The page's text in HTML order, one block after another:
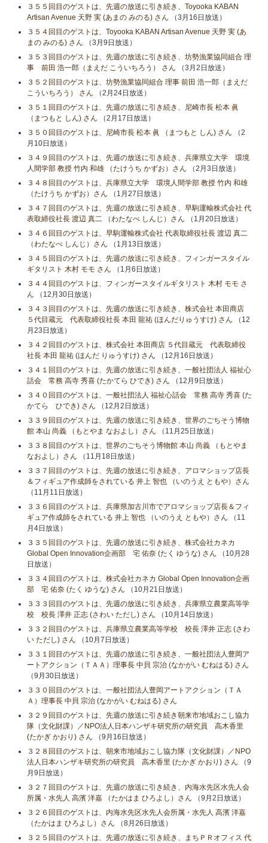
３５５回目のゲストは、先週の放送に引き続き、Toyooka KABAN
Artisan Avenue 天野 実 (あまの みのる) さん （3月16日放送）
３５４回目のゲストは、Toyooka KABAN Artisan Avenue 天野 実 (あ
まの みのる) さん （3月9日放送）
３５３回目のゲストは、先週の放送に引き続き、坊勢漁業協同組合 理
事 前田 浩一郎（まえだ こういちろう） さん （3月2日放送）
３５２回目のゲストは、坊勢漁業協同組合 理事 前田 浩一郎（まえだ
こういちろう） さん （2月24日放送）
３５１回目のゲストは、先週の放送に引き続き、尼崎市長 松本 眞
（まつもと しん) さん （2月17日放送）
３５０回目のゲストは、尼崎市長 松本 眞 （まつもと しん) さん （2
月10日放送）
３４９回目のゲストは、先週の放送に引き続き、兵庫県立大学 環境
人間学部 教授 竹内 和雄 （たけうち かずお）さん （2月3日放送）
３４８回目のゲストは、兵庫県立大学 環境人間学部 教授 竹内 和雄
（たけうち かずお）さん （1月27日放送）
３４７回目のゲストは、先週の放送に引き続き、早駒運輸株式会社 代
表取締役社長 渡辺 真二 （わたなべ しんじ）さん （1月20日放送）
３４６回目のゲストは、早駒運輸株式会社 代表取締役社長 渡辺 真二
（わたなべ しんじ）さん （1月13日放送）
３４５回目のゲストは、先週の放送に引き続き、フィンガースタイル
ギタリスト 木村 モモ さん （1月6日放送）
３４４回目のゲストは、フィンガースタイルギタリスト 木村 モモ さ
ん （12月30日放送）
３４３回目のゲストは、先週の放送に引き続き、株式会社 本田商店
５代目蔵元 代表取締役社長 本田 龍祐 (ほんだりゅうすけ) さん （12
月23日放送）
３４２回目のゲストは、株式会社 本田商店 ５代目蔵元 代表取締役
社長 本田 龍祐 (ほんだ りゅうすけ) さん （12月16日放送）
３４１回目のゲストは、先週の放送に引き続き、一般社団法人 福祉心
話会 常務 高寺 秀喜 (たかてら ひでき) さん （12月9日放送）
３４０回目のゲストは、一般社団法人 福祉心話会 常務 高寺 秀喜 (た
かてら ひでき) さん （12月2日放送）
３３９回目のゲストは、先週の放送に引き続き、世界のごちそう博物
館 本山 尚義 （もとやま なおよし）さん （11月25日放送）
３３８回目のゲストは、世界のごちそう博物館 本山 尚義 （もとやま
なおよし）さん （11月18日放送）
３３７回目のゲストは、先週の放送に引き続き、アロマショップ店長
＆フィギュア作成師をされている 井上 智也 （いのうえ ともや）さん
（11月11日放送）
３３６回目のゲストは、兵庫県加古川市でアロマショップ店長＆フィ
ギュア作成師をされている 井上 智也 （いのうえ ともや）さん （11
月4日放送）
３３５回目のゲストは、先週の放送に引き続き、株式会社カネカ
Global Open Innovation企画部 宅 佑奈 (たく ゆうな) さん （10月28
日放送）
３３４回目のゲストは、株式会社カネカ Global Open Innovation企画
部 宅 佑奈 (たく ゆうな) さん （10月21日放送）
３３３回目のゲストは、先週の放送に引き続き、兵庫県立農業高等学
校 校長 澤井 正志 (さわい ただし) さん （10月14日放送）
３３２回目のゲストは、兵庫県立農業高等学校 校長 澤井 正志 (さわ
い ただし) さん （10月7日放送）
３３１回目のゲストは、先週の放送に引き続き、一般社団法人豊岡ア
ートアクション（ＴＡＡ）理事長 中貝 宗治 (なかがい むねはる) さん
（9月30日放送）
３３０回目のゲストは、一般社団法人豊岡アートアクション（ＴＡ
Ａ）理事長 中貝 宗治 (なかがい むねはる) さん
３２９回目のゲストは、先週の放送に引き続き朝来市地域おこし協力
隊（文化財課）／NPO法人日本ハンザキ研究所の研究員 高木香里
(たかぎ かおり) さん （9月16日放送）
３２８回目のゲストは、朝来市地域おこし協力隊（文化財課）／NPO
法人日本ハンザキ研究所の研究員 高木香里 (たかぎ かおり) さん （9
月9日放送）
３２７回目のゲストは、先週の放送に引き続き、内海水先区水先人会
所属・水先人 高濱 洋嘉 （たかはま ひろよし）さん （9月2日放送）
３２６回目のゲストは、内海水先区水先人会所属・水先人 高濱 洋嘉
（たかはま ひろよし）さん （8月26日放送）
３２５回目のゲストは、先週の放送に引き続き、まちＰＲオフィス 代